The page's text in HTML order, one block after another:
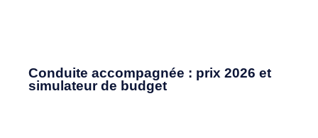
Conduite accompagnée : prix 2026 et
simulateur de budget